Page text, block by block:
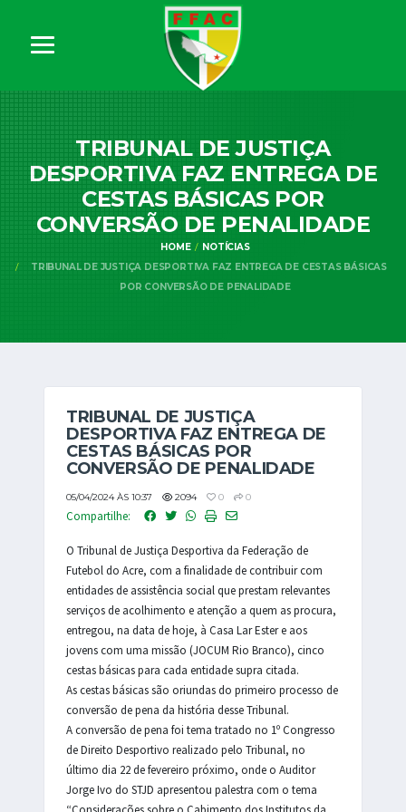
TRIBUNAL DE JUSTIÇA
DESPORTIVA FAZ ENTREGA DE
CESTAS BÁSICAS POR
CONVERSÃO DE PENALIDADE
HOME
NOTÍCIAS
TRIBUNAL DE JUSTIÇA DESPORTIVA FAZ ENTREGA DE CESTAS BÁSICAS
POR CONVERSÃO DE PENALIDADE
TRIBUNAL DE JUSTIÇA
DESPORTIVA FAZ ENTREGA DE
CESTAS BÁSICAS POR
CONVERSÃO DE PENALIDADE
05/04/2024 ÀS 10:37 2094 0 0
Compartilhe:
O Tribunal de Justiça Desportiva da Federação de
Futebol do Acre, com a finalidade de contribuir com
entidades de assistência social que prestam relevantes
serviços de acolhimento e atenção a quem as procura,
entregou, na data de hoje, à Casa Lar Ester e aos
jovens com uma missão (JOCUM Rio Branco), cinco
cestas básicas para cada entidade supra citada.
As cestas básicas são oriundas do primeiro processo de
conversão de pena da história desse Tribunal.
A conversão de pena foi tema tratado no 1º Congresso
de Direito Desportivo realizado pelo Tribunal, no
último dia 22 de fevereiro próximo, onde o Auditor
Jorge Ivo do STJD apresentou palestra com o tema